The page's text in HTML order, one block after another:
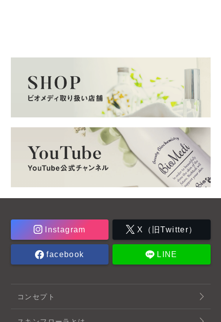
Instagram X（旧Twitter）
facebook LINE
コンセプト